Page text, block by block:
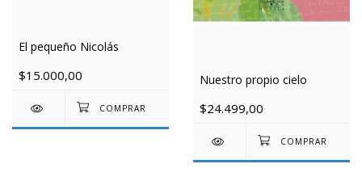
El pequeño Nicolás
$15.000,00 Nuestro propio cielo
$24.499,00